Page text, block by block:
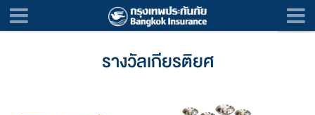
รางวัลเกียรติยศ